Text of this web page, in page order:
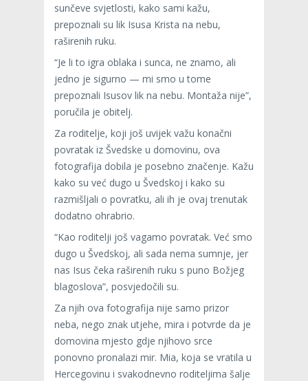
sunčeve svjetlosti, kako sami kažu,
prepoznali su lik Isusa Krista na nebu,
raširenih ruku.
“Je li to igra oblaka i sunca, ne znamo, ali
jedno je sigurno — mi smo u tome
prepoznali Isusov lik na nebu. Montaža nije”,
poručila je obitelj.
Za roditelje, koji još uvijek važu konačni
povratak iz Švedske u domovinu, ova
fotografija dobila je posebno značenje. Kažu
kako su već dugo u Švedskoj i kako su
razmišljali o povratku, ali ih je ovaj trenutak
dodatno ohrabrio.
“Kao roditelji još vagamo povratak. Već smo
dugo u Švedskoj, ali sada nema sumnje, jer
nas Isus čeka raširenih ruku s puno Božjeg
blagoslova”, posvjedočili su.
Za njih ova fotografija nije samo prizor
neba, nego znak utjehe, mira i potvrde da je
domovina mjesto gdje njihovo srce
ponovno pronalazi mir. Mia, koja se vratila u
Hercegovinu i svakodnevno roditeljima šalje